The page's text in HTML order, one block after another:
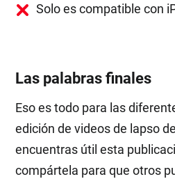
Solo es compatible con
Las palabras finales
Eso es todo para las
edición de videos de lapso
encuentras útil esta
compártela para que otros